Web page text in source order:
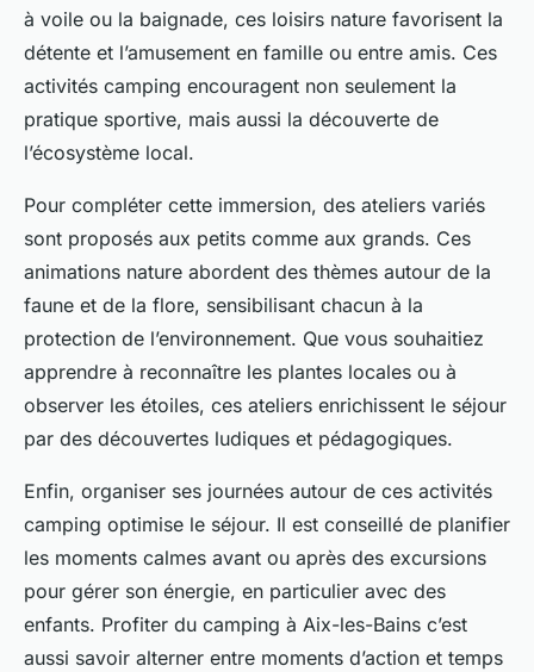
à voile ou la baignade, ces loisirs nature favorisent la
détente et l’amusement en famille ou entre amis. Ces
activités camping encouragent non seulement la
pratique sportive, mais aussi la découverte de
l’écosystème local.
Pour compléter cette immersion, des ateliers variés
sont proposés aux petits comme aux grands. Ces
animations nature abordent des thèmes autour de la
faune et de la flore, sensibilisant chacun à la
protection de l’environnement. Que vous souhaitiez
apprendre à reconnaître les plantes locales ou à
observer les étoiles, ces ateliers enrichissent le séjour
par des découvertes ludiques et pédagogiques.
Enfin, organiser ses journées autour de ces activités
camping optimise le séjour. Il est conseillé de planifier
les moments calmes avant ou après des excursions
pour gérer son énergie, en particulier avec des
enfants. Profiter du camping à Aix-les-Bains c’est
aussi savoir alterner entre moments d’action et temps